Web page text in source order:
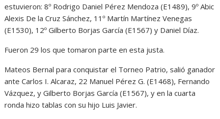
estuvieron: 8º Rodrigo Daniel Pérez Mendoza (E1489), 9º Abic
Alexis De la Cruz Sánchez, 11º Martín Martínez Venegas
(E1530), 12º Gilberto Borjas García (E1567) y Daniel Díaz.
Fueron 29 los que tomaron parte en esta justa.
Mateos Bernal para conquistar el Torneo Patrio, salió ganador
ante Carlos I. Alcaraz, 22 Manuel Pérez G. (E1468), Fernando
Vázquez, y Gilberto Borjas García (E1567), y en la cuarta
ronda hizo tablas con su hijo Luis Javier.